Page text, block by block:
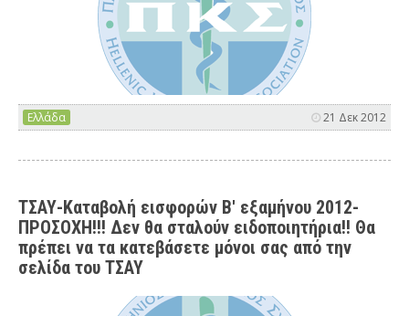
Ελλάδα 21 Δεκ 2012
ΤΣΑΥ-Καταβολή εισφορών Β' εξαμήνου 2012-
ΠΡΟΣΟΧΗ!!! Δεν θα σταλούν ειδοποιητήρια!! Θα
πρέπει να τα κατεβάσετε μόνοι σας από την
σελίδα του ΤΣΑΥ